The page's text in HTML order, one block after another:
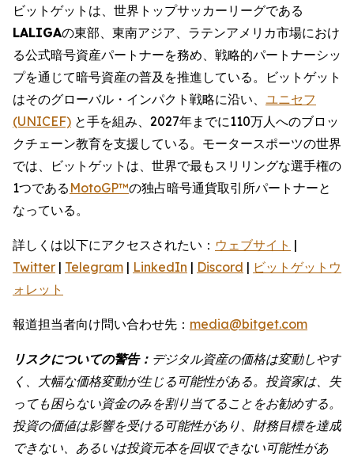
ビットゲットは、世界トップサッカーリーグである
LALIGAの東部、東南アジア、ラテンアメリカ市場におけ
る公式暗号資産パートナーを務め、戦略的パートナーシッ
プを通じて暗号資産の普及を推進している。ビットゲット
はそのグローバル・インパクト戦略に沿い、 ユニセフ
(UNICEF) と手を組み、2027年までに110万人へのブロッ
クチェーン教育を支援している。モータースポーツの世界
では、ビットゲットは、世界で最もスリリングな選手権の
1つである MotoGP™の独占暗号通貨取引所パートナーと
なっている。
詳しくは以下にアクセスされたい： ウェブサイト |
Twitter | Telegram | LinkedIn | Discord | ビットゲットウ
ォレット
報道担当者向け問い合わせ先： media@bitget.com
リスクについての警告： デジタル資産の価格は変動しやす
く、大幅な価格変動が生じる可能性がある。投資家は、失
っても困らない資金のみを割り当てることをお勧めする。
投資の価値は影響を受ける可能性があり、財務目標を達成
できない、あるいは投資元本を回収できない可能性があ